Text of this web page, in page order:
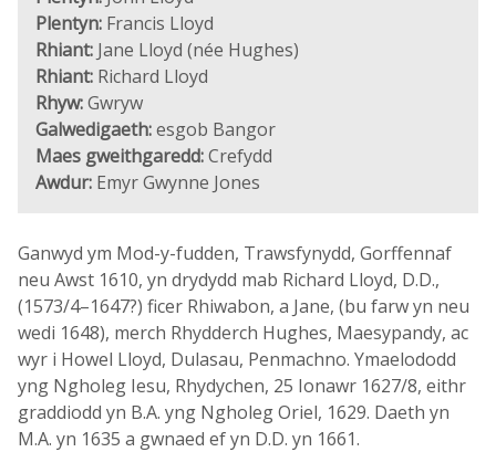
Plentyn: Francis Lloyd
Rhiant: Jane Lloyd (née Hughes)
Rhiant: Richard Lloyd
Rhyw:Gwryw
Galwedigaeth:esgob Bangor
Maes gweithgaredd:Crefydd
Awdur: Emyr Gwynne Jones
Ganwyd ym Mod-y-fudden, Trawsfynydd, Gorffennaf
neu Awst 1610, yn drydydd mab Richard Lloyd, D.D.,
(1573/4–1647?) ficer Rhiwabon, a Jane, (bu farw yn neu
wedi 1648), merch Rhydderch Hughes, Maesypandy, ac
wyr i Howel Lloyd, Dulasau, Penmachno. Ymaelododd
yng Ngholeg Iesu, Rhydychen, 25 Ionawr 1627/8, eithr
graddiodd yn B.A. yng Ngholeg Oriel, 1629. Daeth yn
M.A. yn 1635 a gwnaed ef yn D.D. yn 1661.